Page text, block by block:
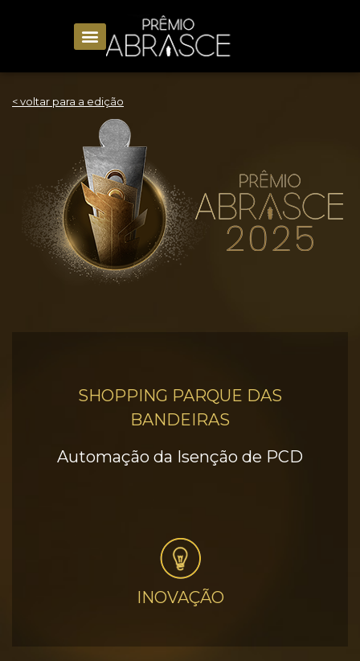
< voltar para a edição
SHOPPING PARQUE DAS
BANDEIRAS
Automação da Isenção de PCD
INOVAÇÃO